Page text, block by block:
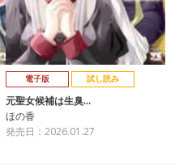
電子版 試し読み
元聖女候補は生臭…
ほの香
発売日：2026.01.27